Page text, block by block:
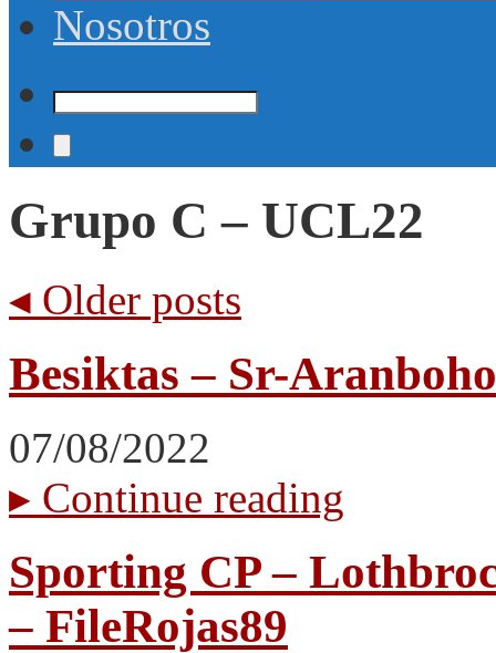
Nosotros
Grupo C – UCL22
◂ Older posts
Besiktas – Sr-
07/08/2022
▸ Continue reading
Sporting CP –
– FileRojas89